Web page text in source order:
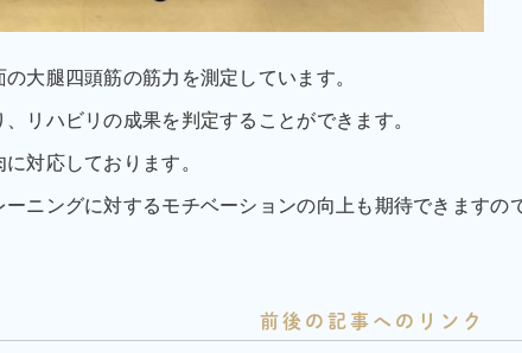
大腿四頭筋の筋力を測定しています。
リハビリの成果を判定することができます。
対応しております。
ニングに対するモチベーションの向上も期待できます
前後の記事へのリンク